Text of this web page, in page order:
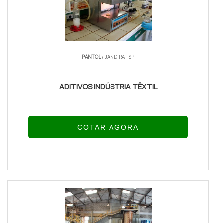
concentrado formulado compatível com juntas de
borracha evita inchaço e vazamentos. A escolha de
aditivos biocidas também previne crescimento
microbiano, preservando eficiência por mais ciclos
anticongelante
boratos conforme compatibilidade
Escolher um composto quimico concentrado
compatível com juntas e um anticorrosivo
concentrado formulado específico reduz
manutenção preventiva.
PANTOL/ JANDIRA - SP
ADITIVOS INDÚSTRIA TÊXTIL
COTAR AGORA